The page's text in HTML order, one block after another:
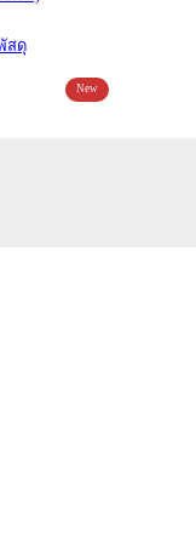
สดุ
New